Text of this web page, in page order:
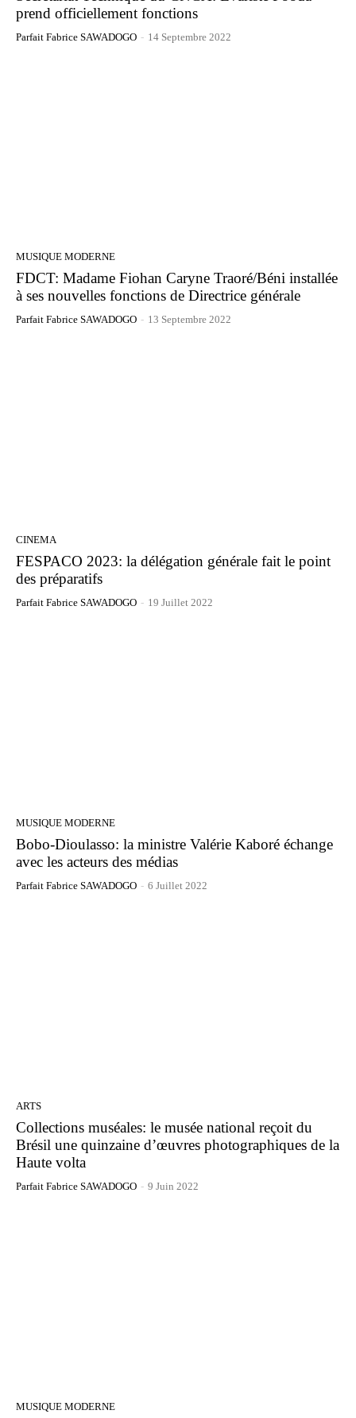
prend officiellement fonctions
Parfait Fabrice SAWADOGO - 14 Septembre 2022
MUSIQUE MODERNE
FDCT: Madame Fiohan Caryne Traoré/Béni installée
à ses nouvelles fonctions de Directrice générale
Parfait Fabrice SAWADOGO - 13 Septembre 2022
CINEMA
FESPACO 2023: la délégation générale fait le point
des préparatifs
Parfait Fabrice SAWADOGO - 19 Juillet 2022
MUSIQUE MODERNE
Bobo-Dioulasso: la ministre Valérie Kaboré échange
avec les acteurs des médias
Parfait Fabrice SAWADOGO - 6 Juillet 2022
ARTS
Collections muséales: le musée national reçoit du
Brésil une quinzaine d’œuvres photographiques de la
Haute volta
Parfait Fabrice SAWADOGO - 9 Juin 2022
MUSIQUE MODERNE